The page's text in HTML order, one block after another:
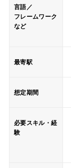
言語／
フレームワーク
など
最寄駅
想定期間
必要スキル・経
験